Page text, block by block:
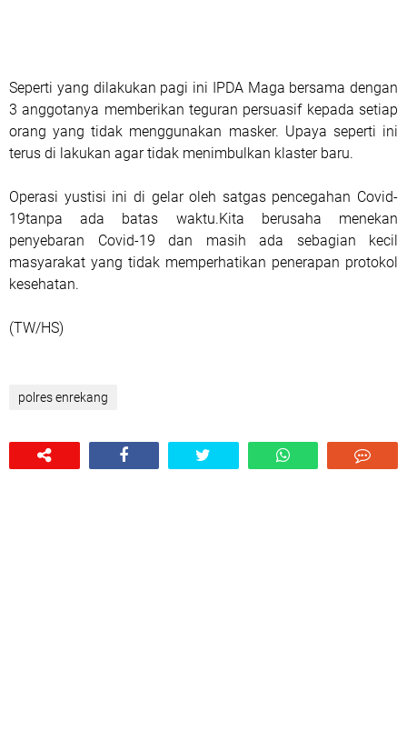
Seperti yang dilakukan pagi ini IPDA Maga bersama dengan
3 anggotanya memberikan teguran persuasif kepada setiap
orang yang tidak menggunakan masker. Upaya seperti ini
terus di lakukan agar tidak menimbulkan klaster baru.
Operasi yustisi ini di gelar oleh satgas pencegahan Covid-
19tanpa ada batas waktu.Kita berusaha menekan
penyebaran Covid-19 dan masih ada sebagian kecil
masyarakat yang tidak memperhatikan penerapan protokol
kesehatan.
(TW/HS)
polres enrekang